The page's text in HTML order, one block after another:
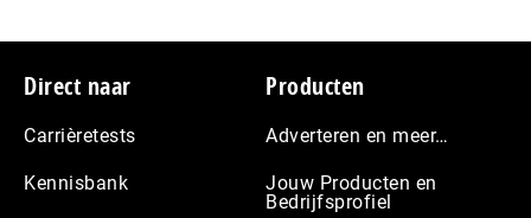
Footer
Direct naar
Carrièretests
Kennisbank
Producten
Adverteren en meer…
Jouw Producten en
Bedrijfsprofiel